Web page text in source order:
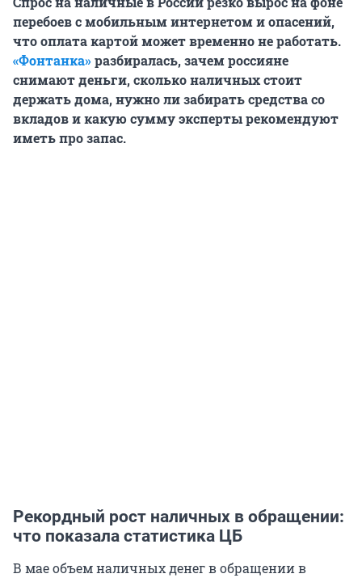
перебоев с мобильным интернетом и опасений,
что оплата картой может временно не работать.
«Фонтанка»разбиралась, зачем россияне
снимают деньги, сколько наличных стоит
держать дома, нужно ли забирать средства со
вкладов и какую сумму эксперты рекомендуют
иметь про запас.
Рекордный рост наличных в обращении:
что показала статистика ЦБ
В мае объем наличных денег в обращении в